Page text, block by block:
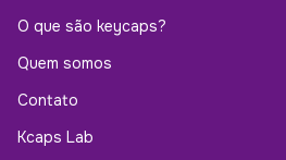
O que são keycaps?
Quem somos
Contato
Kcaps Lab